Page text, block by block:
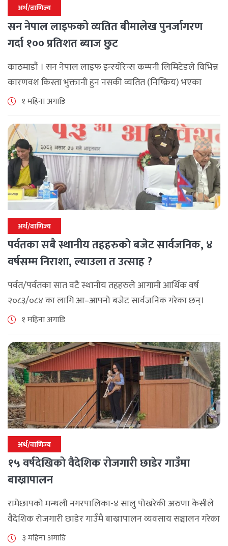
अर्थ/वाणिज्य
सन नेपाल लाइफको व्यतित बीमालेख पुनर्जागरण
गर्दा १०० प्रतिशत ब्याज छुट
काठमाडौं । सन नेपाल लाइफ इन्स्योरेन्स कम्पनी लिमिटेडले विभिन्न
कारणवश किस्ता भुक्तानी हुन नसकी व्यतित (निष्क्रिय) भएका
बीमालेख पुनर्जागरण गर्दा लाग्ने शतप्रतिशत विलम्ब शुल्क (ब्याज)
१ महिना अगाडि
अर्थ/वाणिज्य
पर्वतका सबै स्थानीय तहहरुको बजेट सार्वजनिक, ४
वर्षसम्म निराशा, ल्याउला त उत्साह ?
पर्वत/पर्वतका सात वटै स्थानीय तहहरुले आगामी आर्थिक वर्ष
२०८३/०८४ का लागि आ–आफ्नो बजेट सार्वजनिक गरेका छन्।
२०७९ सालमा निर्वाचित भएपछि आएका जनप्रतिनिधीले ल्याएको
१ महिना अगाडि
अर्थ/वाणिज्य
१५ वर्षदेखिको वैदेशिक रोजगारी छाडेर गाउँमा
बाख्रापालन
रामेछापको मन्थली नगरपालिका-४ सालु पोखरेकी अरुणा केसीले
वैदेशिक रोजगारी छाडेर गाउँमै बाख्रापालन व्यवसाय सञ्चालन गरेका
छन् । चार वर्ष बेलायत र ११ वर्ष दुबई र कतारमा रोजगारीमा गरेकी
३ महिना अगाडि